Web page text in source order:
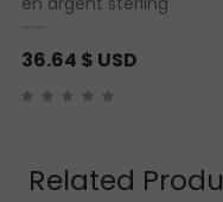
36.64 $ USD
Related